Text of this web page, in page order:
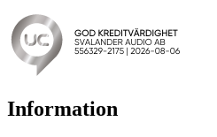
Information